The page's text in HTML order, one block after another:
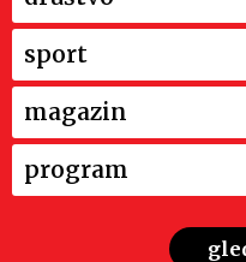
sport
magazin
program